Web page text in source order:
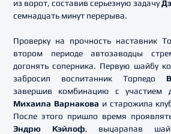
из ворот, составив серьезную задачу
семнадцать минут перерыва.
Проверку на прочность наставник
втором периоде автозаводцы
догонять соперника. Первую шайбу
забросил воспитанник Торпедо
завершив комбинацию с участием
Михаила Варнакова и старожила
После этого пришло время
Эндрю Кэйлоф, выцарапав